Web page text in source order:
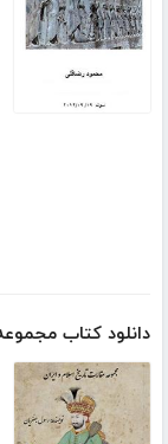
دانلود کتاب